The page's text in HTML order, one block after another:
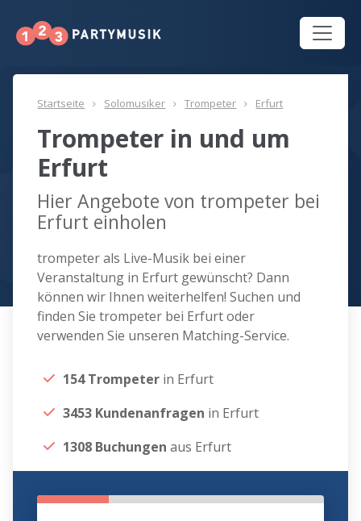
Startseite Solomusiker Trompeter Erfurt
Trompeter in und um
Erfurt
Hier Angebote von trompeter bei
Erfurt einholen
trompeter als Live-Musik bei einer
Veranstaltung in Erfurt gewünscht? Dann
können wir Ihnen weiterhelfen! Suchen und
finden Sie trompeter bei Erfurt oder
verwenden Sie unseren Matching-Service.
154 Trompeter in Erfurt
3453 Kundenanfragen in Erfurt
1308 Buchungen aus Erfurt